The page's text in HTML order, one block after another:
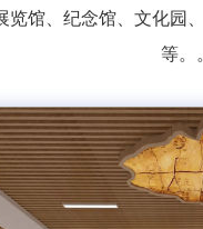
馆、纪念馆、文化
等。。